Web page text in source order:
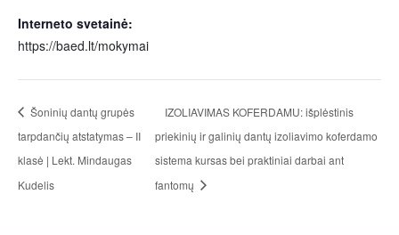
Interneto svetainė:
https://baed.lt/mokymai
Šoninių dantų grupės
tarpdančių atstatymas – II
klasė | Lekt. Mindaugas
Kudelis
IZOLIAVIMAS KOFERDAMU: išplėstinis
priekinių ir galinių dantų izoliavimo koferdamo
sistema kursas bei praktiniai darbai ant
fantomų